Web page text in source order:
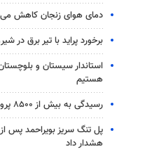
دمای هوای زنجان کاهش
برخورد پراید با تیر برق در شیروان ۲ کشته و ۲
استاندار سیستان و
هستیم
رسیدگی به بیش از ۸۵۰۰ پرونده تخلفاتی در آذربایجان غربی
هشدار داد